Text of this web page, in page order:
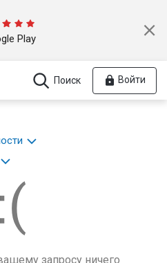
Play
Поиск Войти
запросу ничего